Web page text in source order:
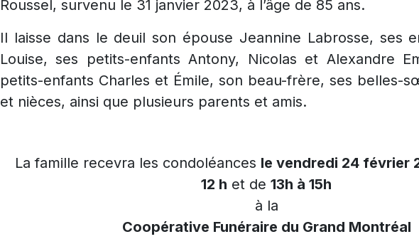
Roussel, survenu le 31 janvier 2023, à l’âge de 85 ans.
Il laisse dans le deuil son épouse Jeannine Labrosse, ses
Louise, ses petits-enfants Antony, Nicolas et Alexandre
petits-enfants Charles et Émile, son beau-frère, ses belles-
et nièces, ainsi que plusieurs parents et amis.
La famille recevra les condoléances le vendredi 24 février
12 h et de 13h à 15h
à la
Coopérative Funéraire du Grand Montréal